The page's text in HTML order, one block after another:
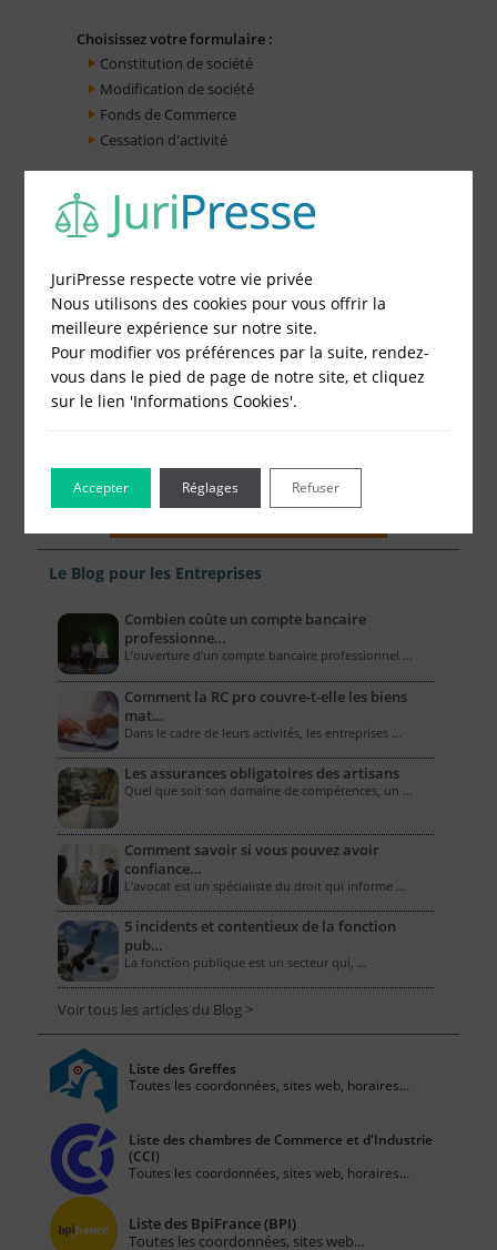
Choisissez votre formulaire :
Constitution de société
Modification de société
Fonds de Commerce
Cessation d'activité
Le Blog pour les Entreprises
Combien coûte un compte bancaire
professionne…
L’ouverture d’un compte bancaire professionnel …
Comment la RC pro couvre-t-elle les biens
mat…
Dans le cadre de leurs activités, les entreprises …
Les assurances obligatoires des artisans
Quel que soit son domaine de compétences, un …
Comment savoir si vous pouvez avoir
confiance…
L'avocat est un spécialiste du droit qui informe …
5 incidents et contentieux de la fonction
pub…
La fonction publique est un secteur qui, …
Voir tous les articles du Blog >
Liste des Greffes
Toutes les coordonnées, sites web, horaires...
Liste des chambres de Commerce et d'Industrie
(CCI)
Toutes les coordonnées, sites web, horaires...
Liste des BpiFrance (BPI)
Toutes les coordonnées, sites web...
JuriPresse respecte votre vie privée
Nous utilisons des cookies pour vous offrir la
meilleure expérience sur notre site.
Pour modifier vos préférences par la suite, rendez-
vous dans le pied de page de notre site, et cliquez
sur le lien 'Informations Cookies'.
Accepter Refuser
Réglages